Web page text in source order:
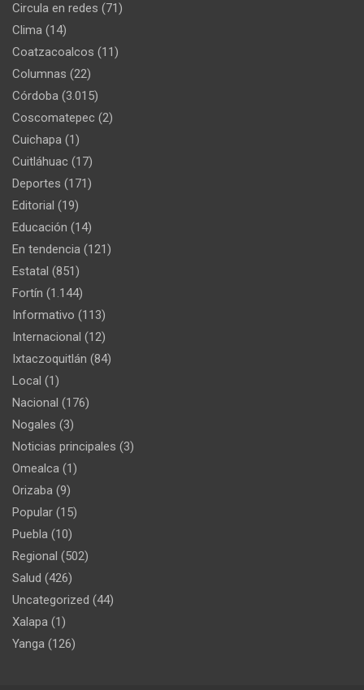
Circula en redes (71)
Clima (14)
Coatzacoalcos (11)
Columnas (22)
Córdoba (3.015)
Coscomatepec (2)
Cuichapa (1)
Cuitláhuac (17)
Deportes (171)
Editorial (19)
Educación (14)
En tendencia (121)
Estatal (851)
Fortín (1.144)
Informativo (113)
Internacional (12)
Ixtaczoquitlán (84)
Local (1)
Nacional (176)
Nogales (3)
Noticias principales (3)
Omealca (1)
Orizaba (9)
Popular (15)
Puebla (10)
Regional (502)
Salud (426)
Uncategorized (44)
Xalapa (1)
Yanga (126)